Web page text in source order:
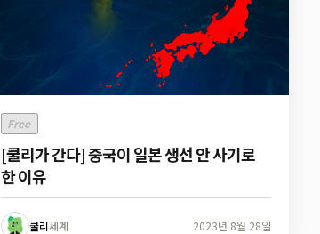
Free
[쿨리가 간다] 중국이 일본 생선 안 사기로
한 이유
쿨리세계 2023년 8월 28일